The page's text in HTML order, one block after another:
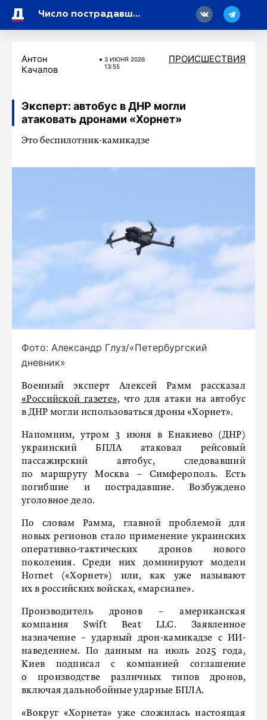
Число пострадавших в результате удара ВСУ по Мелитополю выросло до шести
Антон
Качалов
3 ИЮНЯ 2026
13:55
ПРОИСШЕСТВИЯ
Эксперт: автобус в ДНР могли
атаковать дронами «Хорнет»
Это беспилотник-камикадзе
Фото: Александр Глуз/«Петербургский
дневник»
Военный эксперт Алексей Рамм рассказал
«Российской газете», что для атаки на автобус
в ДНР могли использоваться дроны «Хорнет».
Напомним, утром 3 июня в Енакиево (ДНР)
украинский БПЛА атаковал рейсовый
пассажирский автобус, следовавший
по маршруту Москва – Симферополь. Есть
погибшие и пострадавшие. Возбуждено
уголовное дело.
По словам Рамма, главной проблемой для
новых регионов стало применение украинских
оперативно-тактических дронов нового
поколения. Среди них доминируют модели
Hornet («Хорнет») или, как уже называют
их в российских войсках, «марсиане».
Производитель дронов – американская
компания Swift Beat LLC. Заявленное
назначение – ударный дрон-камикадзе с ИИ-
наведением. По данным на июль 2025 года,
Киев подписал с компанией соглашение
о производстве различных типов дронов,
включая дальнобойные ударные БПЛА.
«Вокруг «Хорнета» уже сложилась настоящая